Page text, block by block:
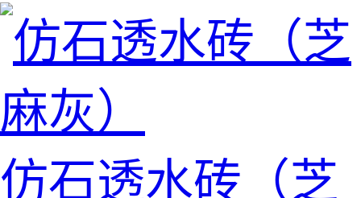
仿石透水砖（芝